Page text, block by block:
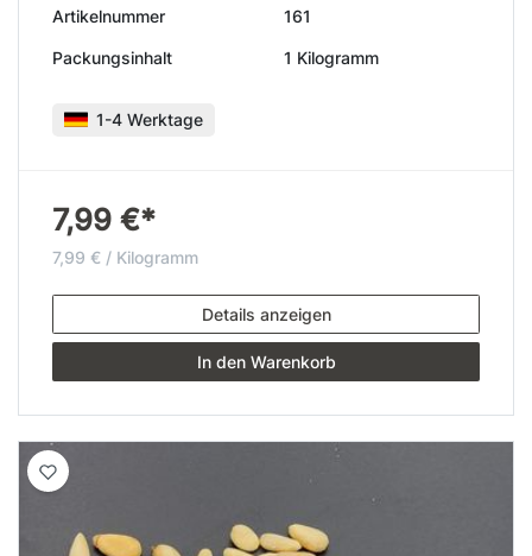
Artikelnummer 161
Packungsinhalt 1 Kilogramm
1-4 Werktage
7,99 €*
7,99 € / Kilogramm
Details anzeigen
In den Warenkorb